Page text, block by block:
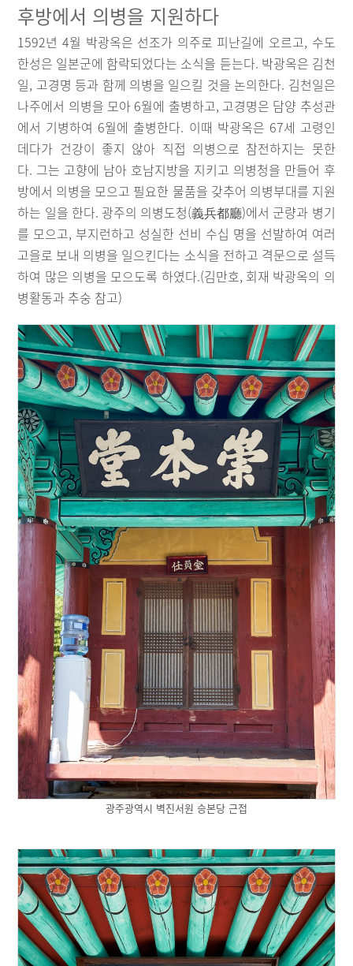
후방에서 의병을 지원하다
1592년 4월 박광옥은 선조가 의주로 피난길에 오르고, 수도
한성은 일본군에 함락되었다는 소식을 듣는다. 박광옥은 김천
일, 고경명 등과 함께 의병을 일으킬 것을 논의한다. 김천일은
나주에서 의병을 모아 6월에 출병하고, 고경명은 담양 추성관
에서 기병하여 6월에 출병한다. 이때 박광옥은 67세 고령인
데다가 건강이 좋지 않아 직접 의병으로 참전하지는 못한
다. 그는 고향에 남아 호남지방을 지키고 의병청을 만들어 후
방에서 의병을 모으고 필요한 물품을 갖추어 의병부대를 지원
하는 일을 한다. 광주의 의병도청(義兵都廳)에서 군량과 병기
를 모으고, 부지런하고 성실한 선비 수십 명을 선발하여 여러
고을로 보내 의병을 일으킨다는 소식을 전하고 격문으로 설득
하여 많은 의병을 모으도록 하였다.(김만호, 회재 박광옥의 의
병활동과 추숭 참고)
광주광역시 벽진서원 승본당 근접